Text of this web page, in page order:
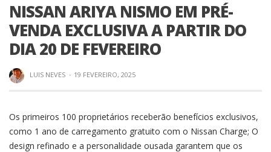
NISSAN ARIYA NISMO EM PRÉ-
VENDA EXCLUSIVA A PARTIR DO
DIA 20 DE FEVEREIRO
LUIS NEVES · 19 FEVEREIRO, 2025
Os primeiros 100 proprietários receberão benefícios exclusivos,
como 1 ano de carregamento gratuito com o Nissan Charge; O
design refinado e a personalidade ousada garantem que os